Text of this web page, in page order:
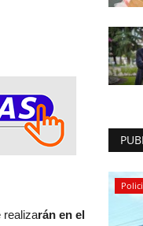
rán en el